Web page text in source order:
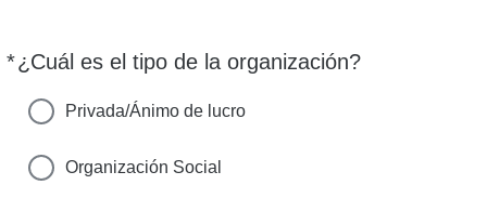
*¿Cuál es el tipo de la organización?
Requerido
Privada/Ánimo de lucro
Organización Social